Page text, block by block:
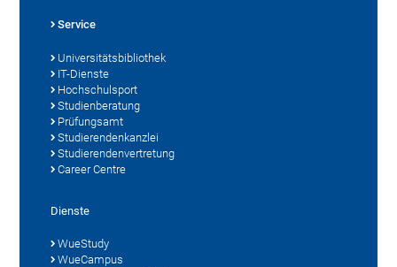
Service
Universitätsbibliothek
IT-Dienste
Hochschulsport
Studienberatung
Prüfungsamt
Studierendenkanzlei
Studierendenvertretung
Career Centre
Dienste
WueStudy
WueCampus